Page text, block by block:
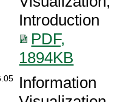
Introduction
PDF,
1894KB
Information